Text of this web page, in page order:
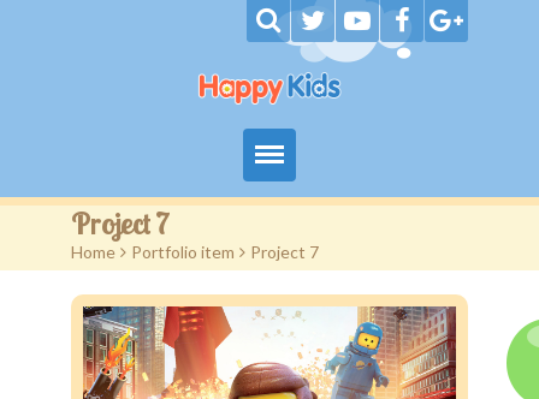
Home
Our Services
Autism Services
Eligibility
Project 7
Home > Portfolio item > Project 7